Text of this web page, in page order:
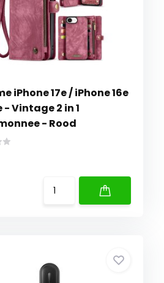
iPhone 17e / iPhone 16e
- Vintage 2 in 1
- Rood